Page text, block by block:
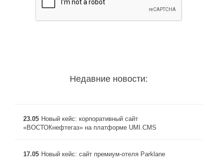
Недавние новости:
23.05 Новый кейс: корпоративный сайт
«ВОСТОКнефтегаз» на платформе UMI.CMS
17.05 Новый кейс: сайт премиум-отеля Parklane